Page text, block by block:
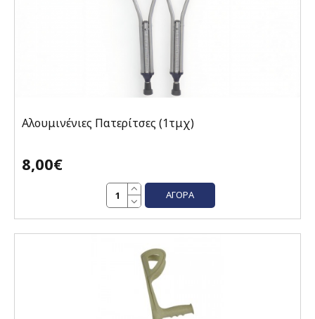
Αλουμινένιες Πατερίτσες (1τμχ)
8,00€
ΑΓΟΡΆ